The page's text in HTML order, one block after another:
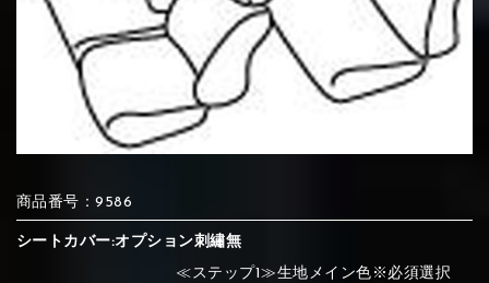
⑦Blue
④Brown ⑤Dark Brown ⑥Yellow
⑦Blue ⑧Orange ⑨Pink
②Gray ③Red
①Black ②Gray ③Light gray
④Beige
①Black ②Gray ③Light gray
④Beige ⑤Ivory ⑥Red
商品番号：9586
シートカバー:オプション刺繡無
≪ステップ1≫生地メイン色※必須選択